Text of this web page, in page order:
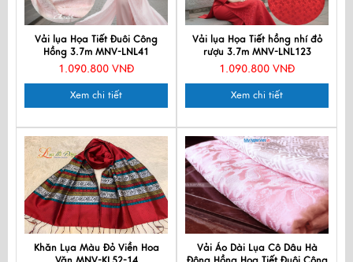
Vải lụa Họa Tiết Đuôi Công
Hồng 3.7m MNV-LNL41
1.090.800 VNĐ
Xem chi tiết
Vải lụa Họa Tiết hồng nhí đỏ
rượu 3.7m MNV-LNL123
1.090.800 VNĐ
Xem chi tiết
Khăn Lụa Màu Đỏ Viền Hoa
Vải Áo Dài Lụa Cô Dâu Hà